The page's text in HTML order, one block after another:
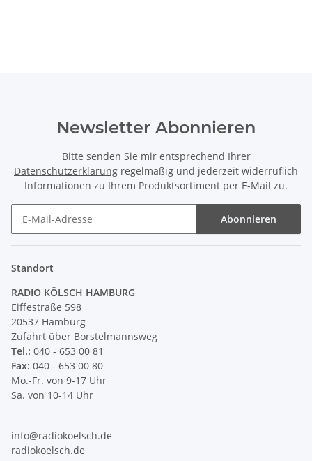
Newsletter Abonnieren
Bitte senden Sie mir entsprechend Ihrer
Datenschutzerklärung regelmäßig und jederzeit widerruflich
Informationen zu Ihrem Produktsortiment per E-Mail zu.
Abonnieren
Standort
RADIO KÖLSCH HAMBURG
Eiffestraße 598
20537 Hamburg
Zufahrt über Borstelmannsweg
Tel.: 040 - 653 00 81
Fax: 040 - 653 00 80
Mo.-Fr. von 9-17 Uhr
Sa. von 10-14 Uhr
info@radiokoelsch.de
radiokoelsch.de